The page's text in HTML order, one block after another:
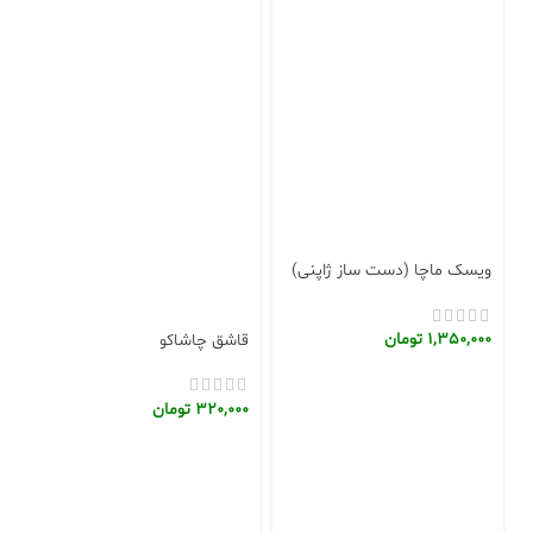
ویسک ماچا (دست ساز ژاپنی)
1,350,000 تومان قاشق چاشاکو
320,000 تومان